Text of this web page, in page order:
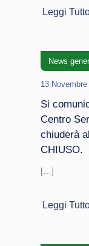
Leggi
News
13
Si
Centro
chiuderà
CHIUSO.
[…]
Leggi